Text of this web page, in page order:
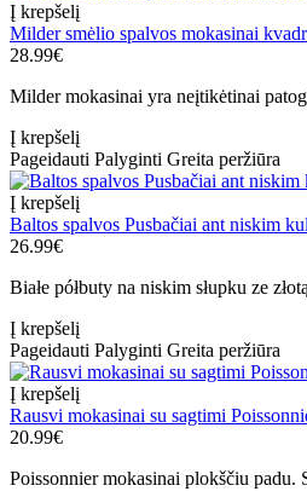
Į krepšelį
Milder smėlio spalvos mokasinai
28.99€
Milder mokasinai yra neįtikėtinai
Į krepšelį
Pageidauti Palyginti Greita peržiūra
Į krepšelį
Baltos spalvos Pusbačiai ant niskim
26.99€
Białe półbuty na niskim słupku ze
Į krepšelį
Pageidauti Palyginti Greita peržiūra
Į krepšelį
Rausvi mokasinai su sagtimi
20.99€
Poissonnier mokasinai plokščiu